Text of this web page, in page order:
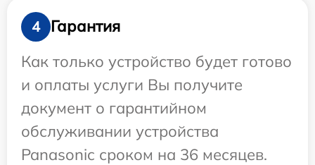
4
Гарантия
Как только устройство будет готово
и оплаты услуги Вы получите
документ о гарантийном
обслуживании устройства
Panasonic сроком на 36 месяцев.